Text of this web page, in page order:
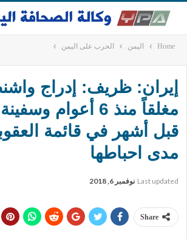
Home اليمن الحرب على اليمن
إيران: ظريف: إدراج
مغلقاً منذ 6 أعوام
قبل أشهر في قائمة
مدى احباطها
Last updated نوفمبر 6, 2018
Share